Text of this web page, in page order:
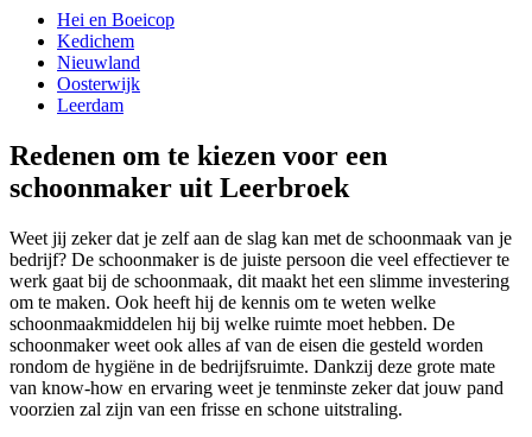
Hei en Boeicop
Kedichem
Nieuwland
Oosterwijk
Leerdam
Redenen om te kiezen voor een
schoonmaker uit Leerbroek
Weet jij zeker dat je zelf aan de slag kan met de schoonmaak van je
bedrijf? De schoonmaker is de juiste persoon die veel effectiever te
werk gaat bij de schoonmaak, dit maakt het een slimme investering
om te maken. Ook heeft hij de kennis om te weten welke
schoonmaakmiddelen hij bij welke ruimte moet hebben. De
schoonmaker weet ook alles af van de eisen die gesteld worden
rondom de hygiëne in de bedrijfsruimte. Dankzij deze grote mate
van know-how en ervaring weet je tenminste zeker dat jouw pand
voorzien zal zijn van een frisse en schone uitstraling.